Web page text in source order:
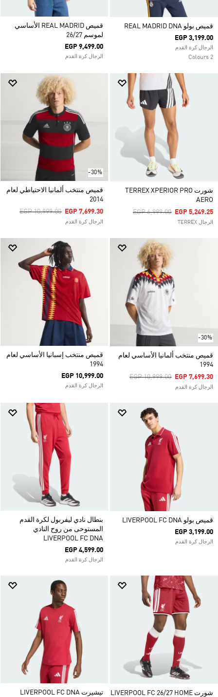
قميص بولو REAL MADRID DNA
EGP 3,199.00
الرجال كرة القدم
2 Colours
قميص REAL MADRID الأساسي
لموسم 26/27
EGP 9,499.00
الرجال كرة القدم
شورت TERREX XPERIOR PRO
AERO
Price Reduced From
EGP 6,999.00ToEGP 5,249.25
الرجال TERREX
-30%
قميص منتخب ألمانيا الاحتياطي لعام
2014
Price Reduced From
EGP 10,999.00ToEGP 7,699.30
الرجال كرة القدم
-30%
قميص منتخب ألمانيا الأساسي لعام
1994
Price Reduced From
EGP 10,999.00ToEGP 7,699.30
الرجال كرة القدم
قميص منتخب إسبانيا الأساسي لعام
1994
EGP 10,999.00
الرجال كرة القدم
قميص بولو LIVERPOOL FC DNA
EGP 3,199.00
الرجال كرة القدم
بنطال نادي ليفربول لكرة القدم
المستوحى من روح النادي
LIVERPOOL FC DNA
EGP 4,599.00
الرجال كرة القدم
شورت LIVERPOOL FC 26/27 HOME
تيشيرت LIVERPOOL FC DNA